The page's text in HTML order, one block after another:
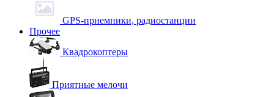
GPS-приемники, радиостанции
Прочее
Квадрокоптеры
Приятные мелочи